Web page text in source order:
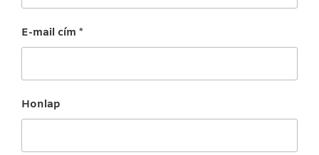
E-mail cím *
Honlap